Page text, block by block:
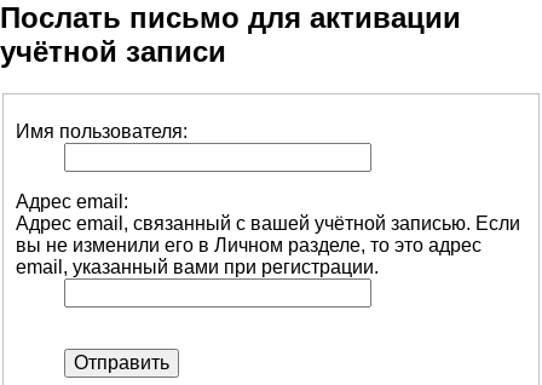
Послать письмо для активации
учётной записи
Имя пользователя:
Адрес email:
Адрес email, связанный с вашей учётной записью. Если
вы не изменили его в Личном разделе, то это адрес
email, указанный вами при регистрации.